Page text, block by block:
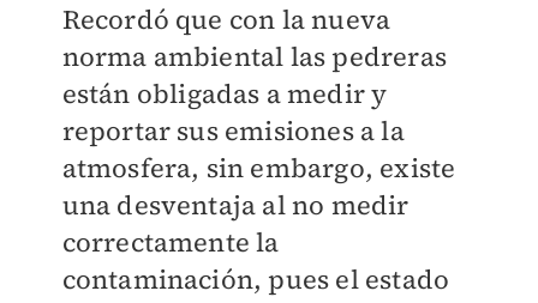
Recordó que con la nueva
norma ambiental las pedreras
están obligadas a medir y
reportar sus emisiones a la
atmosfera, sin embargo, existe
una desventaja al no medir
correctamente la
contaminación, pues el estado